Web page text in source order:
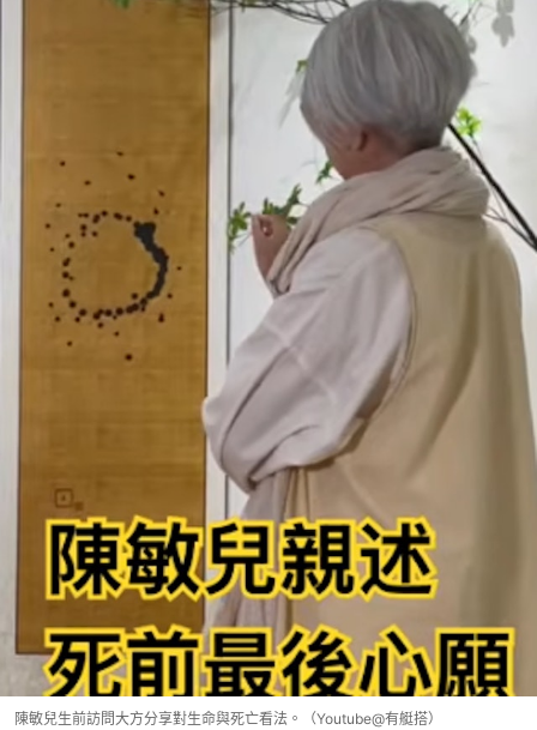
陳敏兒生前訪問大方分享對生命與死亡看法。（Youtube@有艇搭）